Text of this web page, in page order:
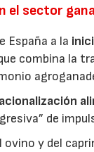
el sector
España a la
combina la
de
y del